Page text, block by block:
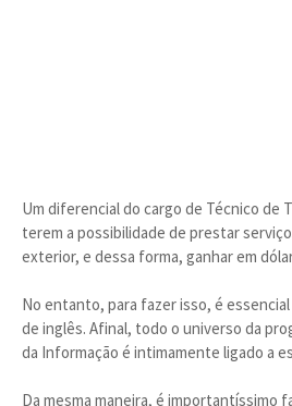
Um diferencial do cargo de Técnico de
terem a possibilidade de prestar
exterior, e dessa forma, ganhar em
No entanto, para fazer isso, é
de inglês. Afinal, todo o universo da
da Informação é intimamente ligado a
Da mesma maneira, é importantíssimo